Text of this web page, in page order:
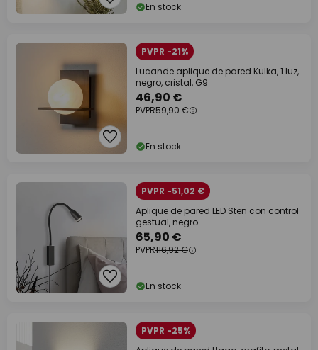
En stock
PVPR -21%
Lucande aplique de pared Kulka, 1 luz,
negro, cristal, G9
46,90 €
PVPR59,90 €
En stock
PVPR -51,02 €
Aplique de pared LED Sten con control
gestual, negro
65,90 €
PVPR116,92 €
En stock
PVPR -25%